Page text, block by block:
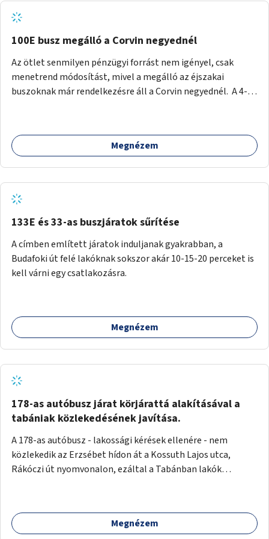
tud állni a megállóba. A környéken a tömegközlekedés
csúcsidőben már most is fullos, a Bosnyák téri beruházások
befejeztével hatványozódni fog az utazási igény.
100E busz megálló a Corvin negyednél
Az ötlet senmilyen pénzügyi forrást nem igényel, csak
menetrend módosítást, mivel a megálló az éjszakai
buszoknak már rendelkezésre áll a Corvin negyednél. A 4-es
ha a 100E reptéri busz a Corvin negyed metrómegállónál is
megállna - főleg éjjel, amikor a metró nem jár, és a 200E
nem hosszabbítaná meg sokkal, a 4-6 vonalán lakóknak
viszont a Kálvin tér-Corvin negyed utat megspórolva 10-15
perccel rövidítheti az utazási idejét.
Megnézem
133E és 33-as buszjáratok sűrítése
A címben említett járatok induljanak gyakrabban, a
Budafoki út felé lakóknak sokszor akár 10-15-20 perceket is
kell várni egy csatlakozásra.
Megnézem
178-as autóbusz járat körjárattá alakításával a
tabániak közlekedésének javítása.
A 178-as autóbusz - lakossági kérések ellenére - nem
közlekedik az Erzsébet hídon át a Kossuth Lajos utca,
Rákóczi út nyomvonalon, ezáltal a Tabánban lakók
járattal feljutni a Naphegyre, ahol iskola és óvoda is van a
körzetben élők számára. Megoldás lenne, ha a 178-as
Megnézem